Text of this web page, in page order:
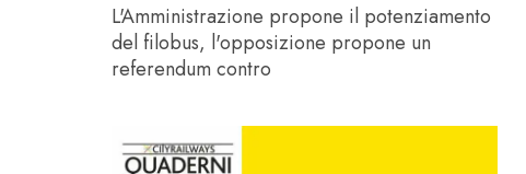
L'Amministrazione propone il potenziamento
del filobus, l'opposizione propone un
referendum contro